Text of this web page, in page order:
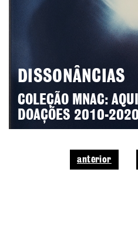
DISSONÂNCIAS
COLEÇÃO MNAC:
DOAÇÕES 2010-2020
anterior